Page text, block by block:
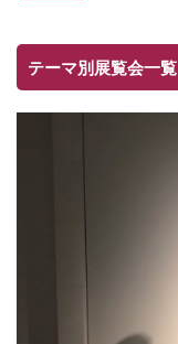
テーマ別展覧会一覧